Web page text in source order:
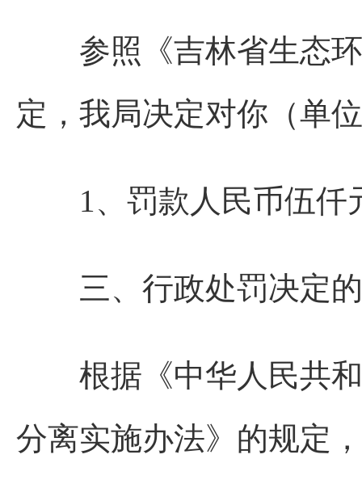
参照《吉林省生态环
定，我局决定对你（单
1、罚款人民币伍仟
三、行政处罚决定的
根据《中华人民共和
分离实施办法》的规定